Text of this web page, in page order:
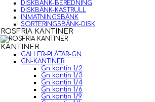
DISKBÄNK-BEREDNING
DISKBÄNK-KASTRULL
INMATNINGSBÄNK
SORTERINGSBÄNK-DISK
ROSFRIA KANTINER
KANTINER
GALLER-PLÅTAR-GN
GN-KANTINER
Gn kantin 1/2
Gn kantin 1/3
Gn kantin 1/4
Gn kantin 1/6
Gn kantin 1/9